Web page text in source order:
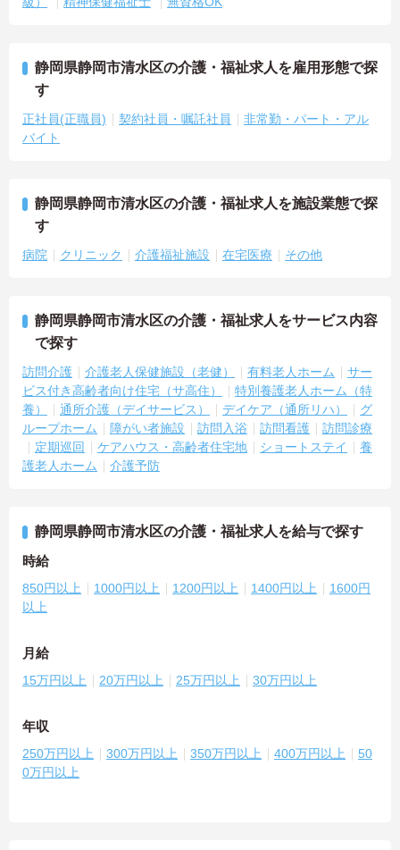
静岡県静岡市清水区の介護・福祉求人を雇用形態で探
す
正社員(正職員) 契約社員・嘱託社員
非常勤・パート・アル
バイト
静岡県静岡市清水区の介護・福祉求人を施設業態で探
す
病院 クリニック 介護福祉施設 在宅医療 その他
静岡県静岡市清水区の介護・福祉求人をサービス内容
で探す
訪問介護 介護老人保健施設（老健） 有料老人ホーム
サー
ビス付き高齢者向け住宅（サ高住）
特別養護老人ホーム（特
養）
通所介護（デイサービス） デイケア（通所リハ）
グ
ループホーム
障がい者施設 訪問入浴 訪問看護
訪問診療
定期巡回
ケアハウス・高齢者住宅地 ショートステイ
養
護老人ホーム
介護予防
静岡県静岡市清水区の介護・福祉求人を給与で探す
時給
850円以上 1000円以上 1200円以上 1400円以上
1600円
以上
月給
15万円以上 20万円以上 25万円以上 30万円以上
年収
250万円以上 300万円以上 350万円以上 400万円以上
50
0万円以上